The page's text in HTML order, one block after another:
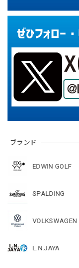
ブランド
EDWIN GOLF
SPALDING
VOLKSWAGEN
L.N.JAYA